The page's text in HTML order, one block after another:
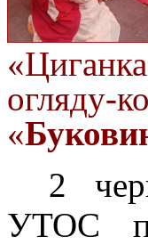
огляду-
«
2
УТОС